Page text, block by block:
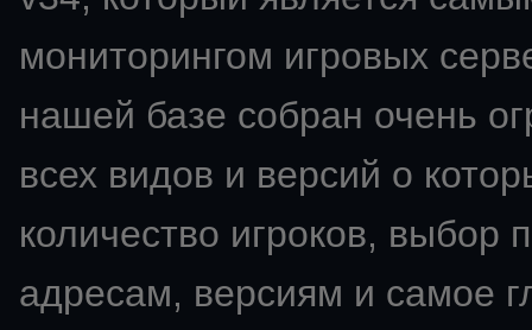
мониторингом игровых
нашей базе собран очень
всех видов и версий о
количество игроков,
адресам, версиям и самое